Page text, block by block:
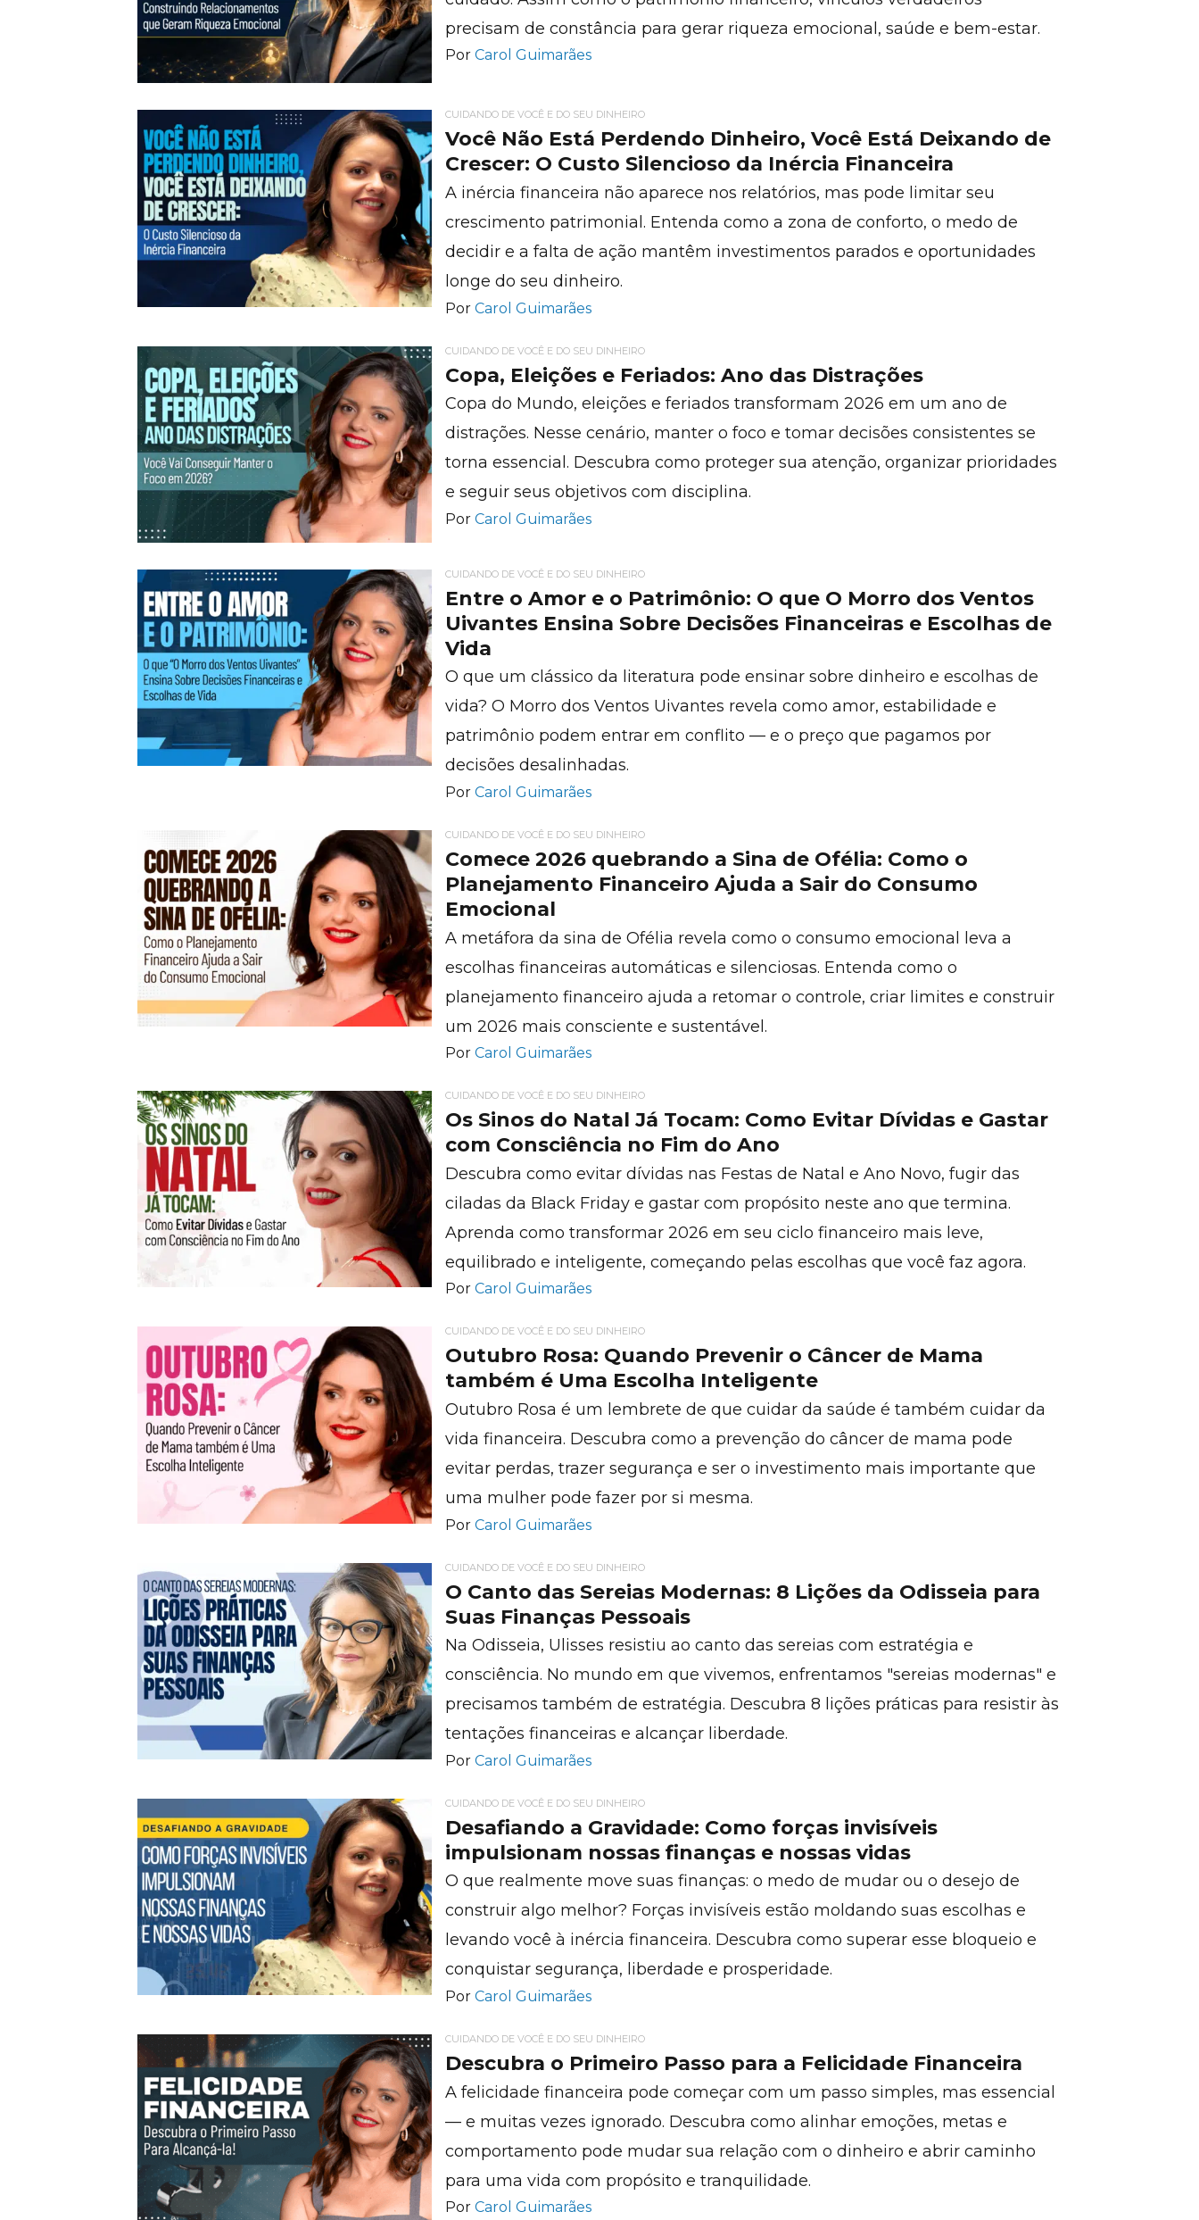
precisam de constância para gerar riqueza emocional, saúde e bem-estar.
PorCarol Guimarães
CUIDANDO DE VOCÊ E DO SEU DINHEIRO
Você Não Está Perdendo Dinheiro, Você Está Deixando de
Crescer: O Custo Silencioso da Inércia Financeira
A inércia financeira não aparece nos relatórios, mas pode limitar seu
crescimento patrimonial. Entenda como a zona de conforto, o medo de
decidir e a falta de ação mantêm investimentos parados e oportunidades
longe do seu dinheiro.
PorCarol Guimarães
CUIDANDO DE VOCÊ E DO SEU DINHEIRO
Copa, Eleições e Feriados: Ano das Distrações
Copa do Mundo, eleições e feriados transformam 2026 em um ano de
distrações. Nesse cenário, manter o foco e tomar decisões consistentes se
torna essencial. Descubra como proteger sua atenção, organizar prioridades
e seguir seus objetivos com disciplina.
PorCarol Guimarães
CUIDANDO DE VOCÊ E DO SEU DINHEIRO
Entre o Amor e o Patrimônio: O que O Morro dos Ventos
Uivantes Ensina Sobre Decisões Financeiras e Escolhas de
Vida
O que um clássico da literatura pode ensinar sobre dinheiro e escolhas de
vida? O Morro dos Ventos Uivantes revela como amor, estabilidade e
patrimônio podem entrar em conflito — e o preço que pagamos por
decisões desalinhadas.
PorCarol Guimarães
CUIDANDO DE VOCÊ E DO SEU DINHEIRO
Comece 2026 quebrando a Sina de Ofélia: Como o
Planejamento Financeiro Ajuda a Sair do Consumo
Emocional
A metáfora da sina de Ofélia revela como o consumo emocional leva a
escolhas financeiras automáticas e silenciosas. Entenda como o
planejamento financeiro ajuda a retomar o controle, criar limites e construir
um 2026 mais consciente e sustentável.
PorCarol Guimarães
CUIDANDO DE VOCÊ E DO SEU DINHEIRO
Os Sinos do Natal Já Tocam: Como Evitar Dívidas e Gastar
com Consciência no Fim do Ano
Descubra como evitar dívidas nas Festas de Natal e Ano Novo, fugir das
ciladas da Black Friday e gastar com propósito neste ano que termina.
Aprenda como transformar 2026 em seu ciclo financeiro mais leve,
equilibrado e inteligente, começando pelas escolhas que você faz agora.
PorCarol Guimarães
CUIDANDO DE VOCÊ E DO SEU DINHEIRO
Outubro Rosa: Quando Prevenir o Câncer de Mama
também é Uma Escolha Inteligente
Outubro Rosa é um lembrete de que cuidar da saúde é também cuidar da
vida financeira. Descubra como a prevenção do câncer de mama pode
evitar perdas, trazer segurança e ser o investimento mais importante que
uma mulher pode fazer por si mesma.
PorCarol Guimarães
CUIDANDO DE VOCÊ E DO SEU DINHEIRO
O Canto das Sereias Modernas: 8 Lições da Odisseia para
Suas Finanças Pessoais
Na Odisseia, Ulisses resistiu ao canto das sereias com estratégia e
consciência. No mundo em que vivemos, enfrentamos "sereias modernas" e
precisamos também de estratégia. Descubra 8 lições práticas para resistir às
tentações financeiras e alcançar liberdade.
PorCarol Guimarães
CUIDANDO DE VOCÊ E DO SEU DINHEIRO
Desafiando a Gravidade: Como forças invisíveis
impulsionam nossas finanças e nossas vidas
O que realmente move suas finanças: o medo de mudar ou o desejo de
construir algo melhor? Forças invisíveis estão moldando suas escolhas e
levando você à inércia financeira. Descubra como superar esse bloqueio e
conquistar segurança, liberdade e prosperidade.
PorCarol Guimarães
CUIDANDO DE VOCÊ E DO SEU DINHEIRO
Descubra o Primeiro Passo para a Felicidade Financeira
A felicidade financeira pode começar com um passo simples, mas essencial
— e muitas vezes ignorado. Descubra como alinhar emoções, metas e
comportamento pode mudar sua relação com o dinheiro e abrir caminho
para uma vida com propósito e tranquilidade.
PorCarol Guimarães